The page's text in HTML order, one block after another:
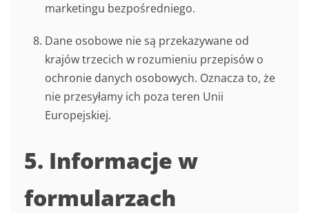
marketingu bezpośredniego.
Dane osobowe nie są przekazywane od
krajów trzecich w rozumieniu przepisów o
ochronie danych osobowych. Oznacza to, że
nie przesyłamy ich poza teren Unii
Europejskiej.
5. Informacje w
formularzach